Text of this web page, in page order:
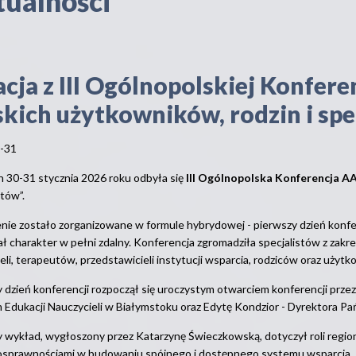
z III Ogólnopolskiej
użytkowników, rodzin i
30-31 stycznia 2026 roku odbyła się III Ogólnopolska Konferencja
zostało zorganizowane w formule hybrydowej - pierwszy dzień
charakter w pełni zdalny. Konferencja zgromadziła specjalistów z
terapeutów, przedstawicieli instytucji wsparcia, rodziców oraz
dzień konferencji rozpoczął się uroczystym otwarciem konferencji
Edukacji Nauczycieli w Białymstoku oraz Edytę Kondzior - Dyrektora
wykład, wygłoszony przez Katarzynę Świeczkowską, dotyczył roli
w budowaniu spójnego i dostępnego systemu